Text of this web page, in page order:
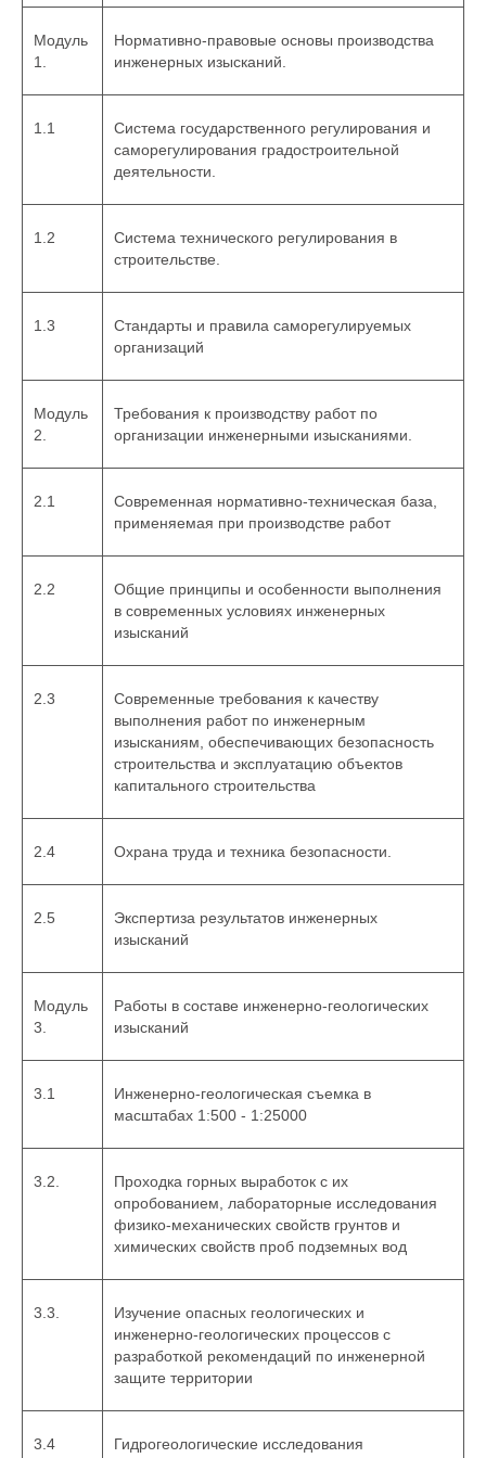
Модуль
1.
Нормативно-правовые основы производства
инженерных изысканий.
1.1
Система государственного регулирования и
саморегулирования градостроительной
деятельности.
1.2
Система технического регулирования в
строительстве.
1.3
Стандарты и правила саморегулируемых
организаций
Модуль
2.
Требования к производству работ по
организации инженерными изысканиями.
2.1
Современная нормативно-техническая база,
применяемая при производстве работ
2.2
Общие принципы и особенности выполнения
в современных условиях инженерных
изысканий
2.3
Современные требования к качеству
выполнения работ по инженерным
изысканиям, обеспечивающих безопасность
строительства и эксплуатацию объектов
капитального строительства
2.4 Охрана труда и техника безопасности.
2.5
Экспертиза результатов инженерных
изысканий
Модуль
3.
Работы в составе инженерно-геологических
изысканий
3.1
Инженерно-геологическая съемка в
масштабах 1:500 - 1:25000
3.2.
Проходка горных выработок с их
опробованием, лабораторные исследования
физико-механических свойств грунтов и
химических свойств проб подземных вод
3.3.
Изучение опасных геологических и
инженерно-геологических процессов с
разработкой рекомендаций по инженерной
защите территории
3.4 Гидрогеологические исследования